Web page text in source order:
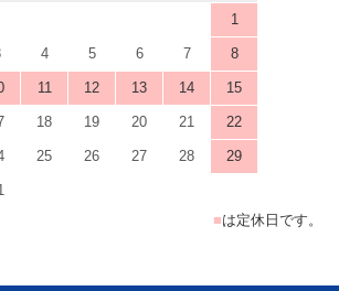
1
4 5 6 7 8
11 12 13 14 15
18 19 20 21 22
25 26 27 28 29
■は定休日です。